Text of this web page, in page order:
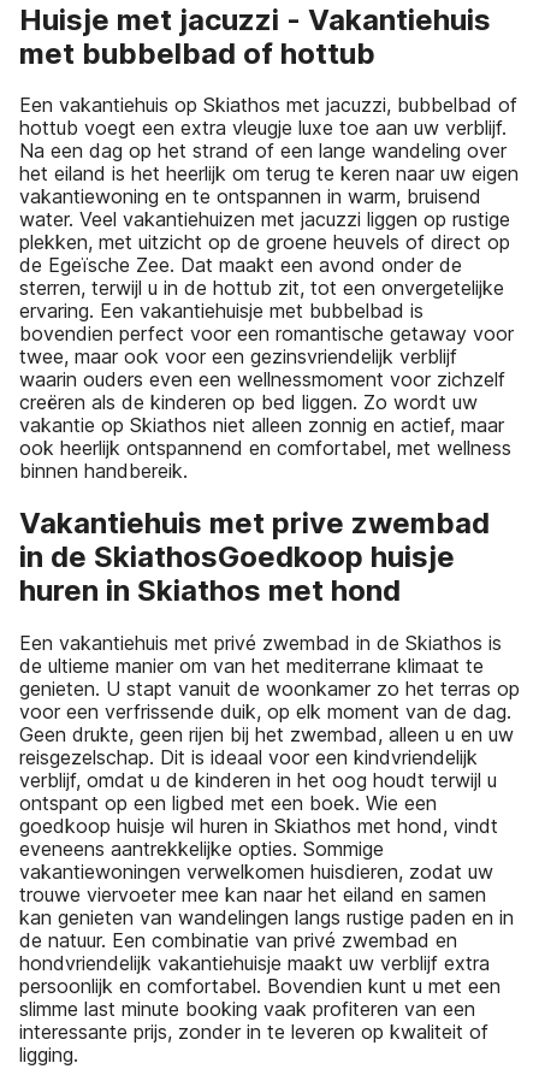
Huisje met jacuzzi - Vakantiehuis
met bubbelbad of hottub
Een vakantiehuis op Skiathos met jacuzzi, bubbelbad of
hottub voegt een extra vleugje luxe toe aan uw verblijf.
Na een dag op het strand of een lange wandeling over
het eiland is het heerlijk om terug te keren naar uw eigen
vakantiewoning en te ontspannen in warm, bruisend
water. Veel vakantiehuizen met jacuzzi liggen op rustige
plekken, met uitzicht op de groene heuvels of direct op
de Egeïsche Zee. Dat maakt een avond onder de
sterren, terwijl u in de hottub zit, tot een onvergetelijke
ervaring. Een vakantiehuisje met bubbelbad is
bovendien perfect voor een romantische getaway voor
twee, maar ook voor een gezinsvriendelijk verblijf
waarin ouders even een wellnessmoment voor zichzelf
creëren als de kinderen op bed liggen. Zo wordt uw
vakantie op Skiathos niet alleen zonnig en actief, maar
ook heerlijk ontspannend en comfortabel, met wellness
binnen handbereik.
Vakantiehuis met prive zwembad
in de SkiathosGoedkoop huisje
huren in Skiathos met hond
Een vakantiehuis met privé zwembad in de Skiathos is
de ultieme manier om van het mediterrane klimaat te
genieten. U stapt vanuit de woonkamer zo het terras op
voor een verfrissende duik, op elk moment van de dag.
Geen drukte, geen rijen bij het zwembad, alleen u en uw
reisgezelschap. Dit is ideaal voor een kindvriendelijk
verblijf, omdat u de kinderen in het oog houdt terwijl u
ontspant op een ligbed met een boek. Wie een
goedkoop huisje wil huren in Skiathos met hond, vindt
eveneens aantrekkelijke opties. Sommige
vakantiewoningen verwelkomen huisdieren, zodat uw
trouwe viervoeter mee kan naar het eiland en samen
kan genieten van wandelingen langs rustige paden en in
de natuur. Een combinatie van privé zwembad en
hondvriendelijk vakantiehuisje maakt uw verblijf extra
persoonlijk en comfortabel. Bovendien kunt u met een
slimme last minute booking vaak profiteren van een
interessante prijs, zonder in te leveren op kwaliteit of
ligging.